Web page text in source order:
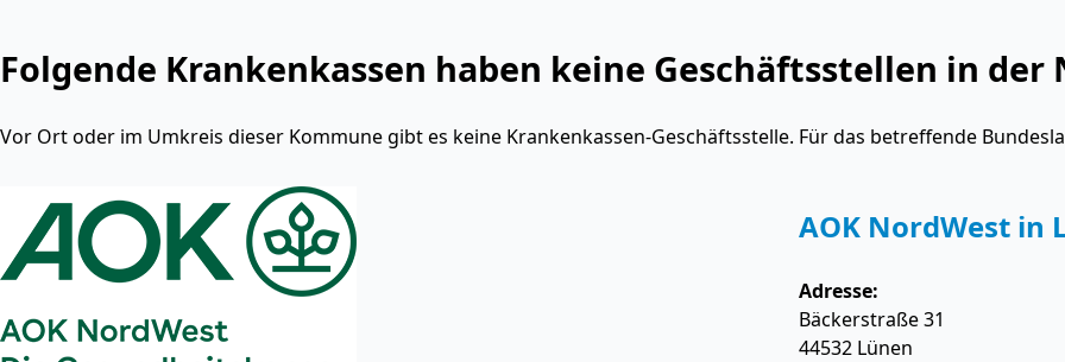
Folgende Krankenkassen haben keine Geschäftsstellen in der
Vor Ort oder im Umkreis dieser Kommune gibt es keine Krankenkassen-Geschäftsstelle. Für das betreffende
AOK NordWest in
Adresse:
Bäckerstraße 31
44532 Lünen